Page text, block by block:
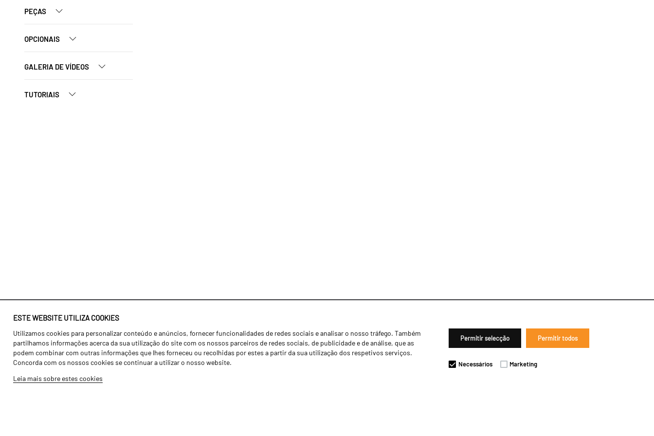
ESTE WEBSITE UTILIZA COOKIES
Utilizamos cookies para personalizar conteúdo e anúncios, fornecer funcionalidades de redes sociais e analisar o nosso tráfego. Também
partilhamos informações acerca da sua utilização do site com os nossos parceiros de redes sociais, de publicidade e de análise, que as
podem combinar com outras informações que lhes forneceu ou recolhidas por estes a partir da sua utilização dos respetivos serviços.
Concorda com os nossos cookies se continuar a utilizar o nosso website.
Leia mais sobre estes cookies
Permitir selecção Permitir todos
Necessários Marketing
PEÇAS
OPCIONAIS
GALERIA DE VÍDEOS
TUTORIAIS
Identidade
História
Fábrica / Produção
Recursos Humanos
Agricultura
Transportes
Gama Floresta
Notícias
Concessionários